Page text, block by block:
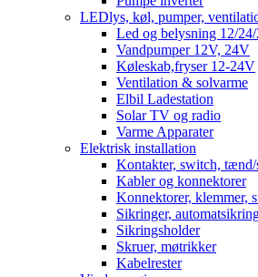
LEDlys, køl, pumper,
Led og belysning 12/
Vandpumper 12V, 24V
Køleskab,fryser 12-24V
Ventilation & solvarme
Elbil Ladestation
Solar TV og radio
Varme Apparater
Elektrisk installation
Kontakter, switch,
Kabler og konnektorer
Konnektorer, klemmer,
Sikringer,
Sikringsholder
Skruer, møtrikker
Kabelrester